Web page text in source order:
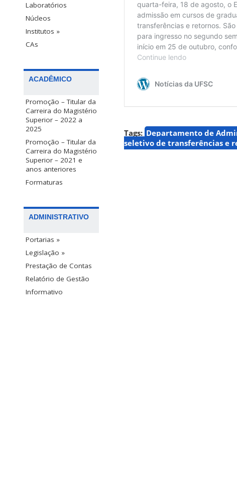
Laboratórios
Núcleos
Institutos »
CAs
ACADÊMICO
Promoção – Titular da
Carreira do Magistério
Superior – 2022 a
2025
Promoção – Titular da
Carreira do Magistério
Superior – 2021 e
anos anteriores
Formaturas
ADMINISTRATIVO
Portarias »
Legislação »
Prestação de Contas
Relatório de Gestão
Informativo
Tags: Departamento de
seletivo de transferências e